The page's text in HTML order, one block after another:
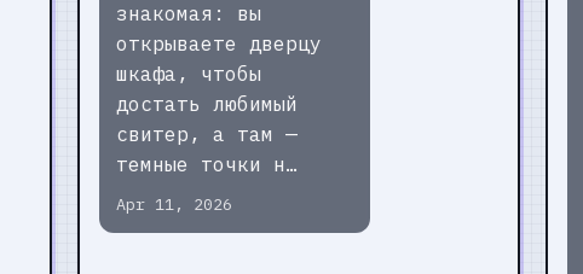
знакомая: вы
открываете дверцу
шкафа, чтобы
достать любимый
свитер, а там —
темные точки н…
Apr 11, 2026